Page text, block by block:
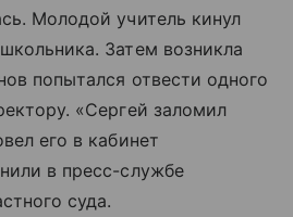
Молодой учитель кинул
Затем возникла
попытался отвести одного
«Сергей заломил
его в кабинет
в пресс-службе
суда.